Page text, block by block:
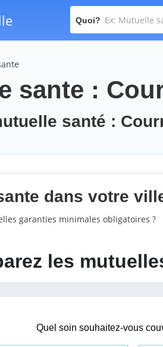
Quoi?
sante :
santé :
dans votre
garanties minimales obligatoires ?